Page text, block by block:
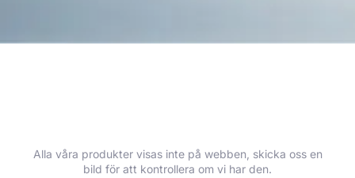
Alla våra produkter visas inte på webben, skicka oss en
bild för att kontrollera om vi har den.